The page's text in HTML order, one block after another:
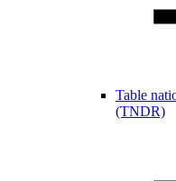
Table
(TNDR)